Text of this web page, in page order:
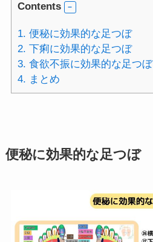
Contents
1. 便秘に効果的な足つぼ
2. 下痢に効果的な足つぼ
3. 食欲不振に効果的な足つぼ
4. まとめ
便秘に効果的な足つぼ